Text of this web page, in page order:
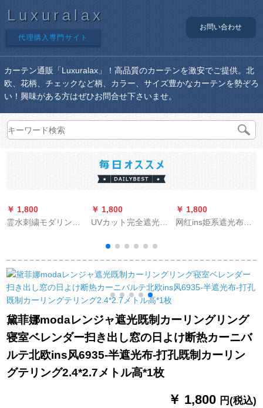
Luxuralax
代理購入専門サイト
お問い合わせ
カーテン通販「Luxuralax」！高品質のカーテンを激安でご提供。北
欧、花柄、チェックなど柄、カラー、サイズ豊かなカーテンを勢ぞろ
い！興味がある方はぜひお問合せ下さいませ。
￥ 1,800
霊水刺繍モダリン北
ステムシステムシス
テムシステムシステ
ムシステムシステム
システムシステムシ
ステムシステムシス
テムシステムシステ
ムシステムシステム
システムシステムシ
テムシステムシステ
￥ 1,800
UVカット完全遮光カ
布寝室ベロダ遮音断
热厚手日よけ既製カ
ーテテ2.8高さ2.5メ
トル厚手遮光+狭帯S
フォーク
￥ 1,800
网红ins姫系遮光布简
窓短幅2.0*高さ1.5枚
の紫の布に纱を贴り
出した星柄(伸縮棒送
黛菲娜modaレンジャ遮光既制カーリングリング
寝室ベレンダー扫き出し窓の日よけ断热カーニバ
ルテ北欧ins风6935-半遮光布-打孔既制カーリン
グテリング2.4*2.7メトル高*1枚
￥ 1,800 円(税込)